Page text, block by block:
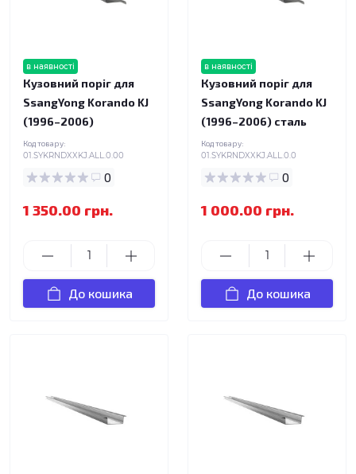
в наявності
Кузовний поріг для
SsangYong Korando KJ
(1996–2006)
Код товару:
01.SYKRNDXXKJ.ALL.0.00
0
1 350.00 грн.
До кошика
в наявності
Кузовний поріг для
SsangYong Korando KJ
(1996–2006) сталь
Код товару:
01.SYKRNDXXKJ.ALL.0.0
0
1 000.00 грн.
До кошика